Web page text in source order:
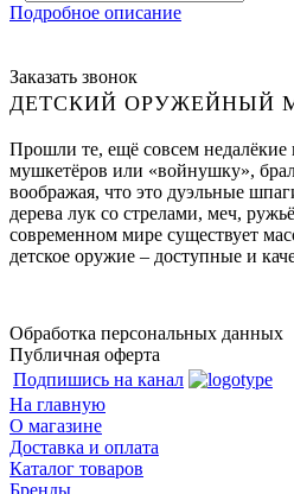
Подробное описание
Заказать звонок
ДЕТСКИЙ ОРУЖЕЙНЫЙ
Прошли те, ещё совсем недалёкие
мушкетёров или «войнушку»,
воображая, что это дуэльные
дерева лук со стрелами, меч,
современном мире существует
детское оружие – доступные и
Обработка персональных данных
Публичная оферта
Подпишись на канал
На главную
О магазине
Доставка и оплата
Каталог товаров
Бренды